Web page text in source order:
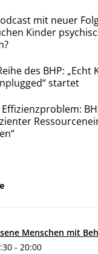
mit neuer
Kinder
des BHP: „Echt
startet
Menschen mit
- 20:00